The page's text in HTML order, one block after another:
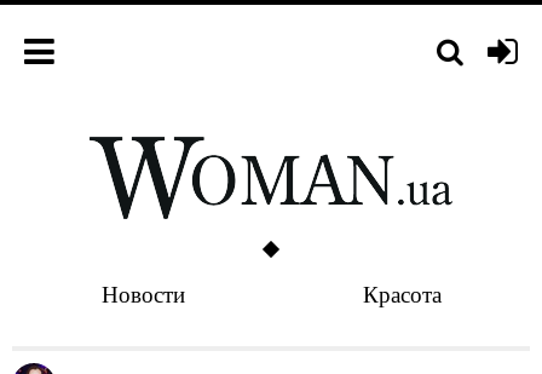
Новости Красота